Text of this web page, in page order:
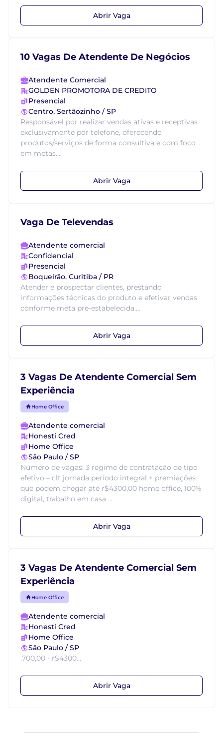
Abrir Vaga
10 Vagas De Atendente De Negócios
Atendente Comercial
GOLDEN PROMOTORA DE CREDITO
Presencial
Centro, Sertãozinho / SP
Responsável por realizar vendas ativas e receptivas
exclusivamente por telefone, oferecendo
produtos/serviços de forma consultiva e com foco
em metas....
Abrir Vaga
Vaga De Televendas
Atendente comercial
Confidencial
Presencial
Boqueirão, Curitiba / PR
Atender e prospectar clientes, prestando
informações técnicas do produto e efetivar vendas
conforme meta pre-estabelecida....
Abrir Vaga
3 Vagas De Atendente Comercial Sem
Experiência
Home Office
Atendente comercial
Honesti Cred
Home Office
São Paulo / SP
Número de vagas: 3 regime de contratação de tipo
efetivo – clt jornada período integral + premiações
que podem chegar até r$4300,00 home office, 100%
digital, trabalho em casa ...
Abrir Vaga
3 Vagas De Atendente Comercial Sem
Experiência
Home Office
Atendente comercial
Honesti Cred
Home Office
São Paulo / SP
.700,00 - r$4300...
Abrir Vaga